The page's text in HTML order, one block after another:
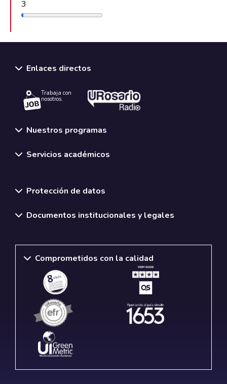
3
Enlaces directos
Trabaja con
nosotros.
Nuestros programas
Servicios académicos
Protección de datos
Documentos institucionales y legales
Comprometidos con la calidad